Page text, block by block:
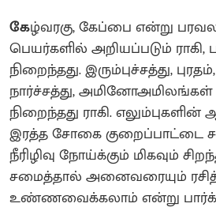
கேழ்வரகு, கேப்பை என்று
பெயர்களில் அறியப்படும் ராகி,
நிறைந்தது. இரும்புச்சத்து,
நார்ச்சத்து,
நிறைந்தது ராகி.
இரத்த சோகை குறைப்பாட்டை
நீரிழிவு நோய்க்கும் மிகவும்
சமைத்தால் அனைவரையும்
உண்ணவைக்கலாம் என்று